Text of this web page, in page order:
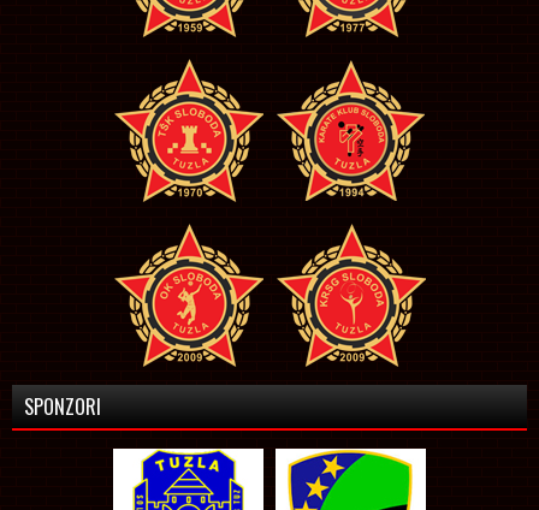
SPONZORI